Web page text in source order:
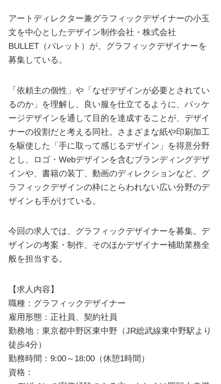
アートディレクター兼グラフィックデザイナーの小玉
文を中心としたデザイン制作会社・株式会社
BULLET（バレット）が、グラフィックデザイナーを
募集している。
「依頼主の個性」や「なぜデザインが必要とされてい
るのか」を理解し、良い服を仕立てるように、パッケ
ージデザインを通して目的を達成することが、デザイ
ナーの役割だと考える同社。さまざまな紙や印刷加工
を駆使した「手に取って感じるデザイン」を得意分野
とし、ロゴ・Webデザインを含むブランディングデザ
インや、書籍の装丁、動画のディレクションなど、グ
ラフィックデザインの枠にとらわれない広い分野のデ
ザインも手がけている。
今回の求人では、グラフィックデザイナーを募集。デ
ザインの考案・制作、そのほかデザイナー補助業務全
般を担当する。
【求人内容】
職種：グラフィックデザイナー
雇用形態：正社員、契約社員
勤務地：東京都中野区東中野（JR総武線東中野駅より
徒歩4分）
勤務時間：9:00～18:00（休憩1時間）
資格：